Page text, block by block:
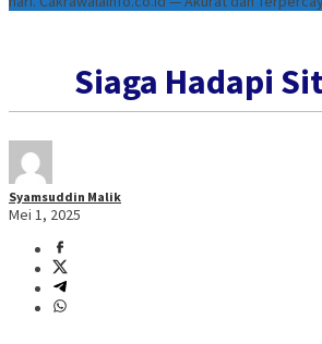
Siaga Hadapi
Syamsuddin Malik
Mei 1, 2025